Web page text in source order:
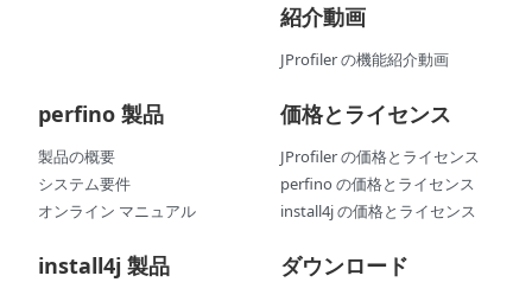
紹介動画
JProfiler の機能紹介動画
perfino 製品
製品の概要
システム要件
オンライン マニュアル
install4j 製品
価格とライセンス
JProfiler の価格とライセンス
perfino の価格とライセンス
install4j の価格とライセンス
ダウンロード